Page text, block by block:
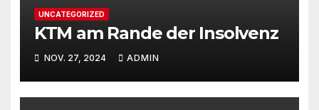
UNCATEGORIZED
KTM am Rande der Insolvenz
NOV. 27, 2024 ADMIN